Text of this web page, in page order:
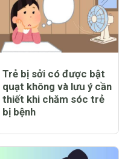
Trẻ bị sởi có được bật
quạt không và lưu ý cần
thiết khi chăm sóc trẻ
bị bệnh